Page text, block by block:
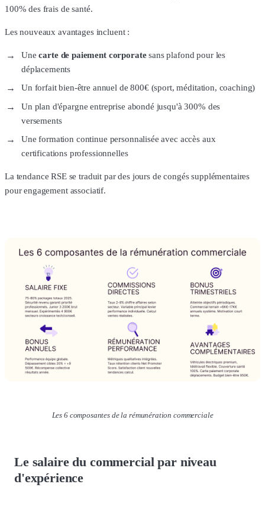
100% des frais de santé.
Les nouveaux avantages incluent :
Unecarte de paiement corporatesans plafond pour les
déplacements
Un forfait bien-être annuel de 800€ (sport, méditation, coaching)
Un plan d'épargne entreprise abondé jusqu'à 300% des
versements
Une formation continue personnalisée avec accès aux
certifications professionnelles
La tendance RSE se traduit par des jours de congés supplémentaires
pour engagement associatif.
Les 6 composantes de la rémunération commerciale
Le salaire du commercial par niveau
d'expérience